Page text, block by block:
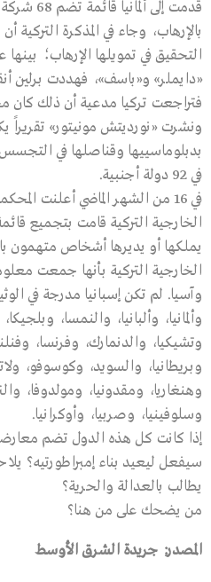
قدمت إلى
التحقيق في تمويلها الإرهاب؛ بينها
«دايملر» و«باسف»، فهددت برلين
فتراجعت تركيا مدعية أن ذلك كان
ونشرت «نورديتش مونيتور» تقريراً
بدبلوماسييها وقناصلها في
في 92 دولة أجنبية.
في 16 من الشهر الماضي أعلنت
الخارجية التركية قامت بتجميع
يملكها أو يديرها أشخاص متهمون
الخارجية التركية بأنها جمعت
وآسيا. لم تكن إسبانيا مدرجة في
وألمانيا، وألبانيا، والنمسا،
وتشيكيا، والدنمارك، وفرنسا،
وبريطانيا، والسويد، وكوسوفو،
وهنغاريا، ومقدونيا، ومولدوفا،
وسلوفينيا، وصربيا، وأوكرانيا.
إذا كانت كل هذه الدول تضم
سيفعل ليعيد بناء إمبراطورتيه؟
يطالب بالعدالة والحرية؟
من يضحك على من هنا؟
المصدر: جريدة الشرق الأوسط